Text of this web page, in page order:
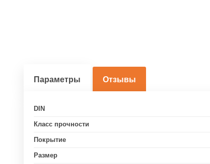
Параметры Отзывы
DIN
Класс прочности
Покрытие
Размер